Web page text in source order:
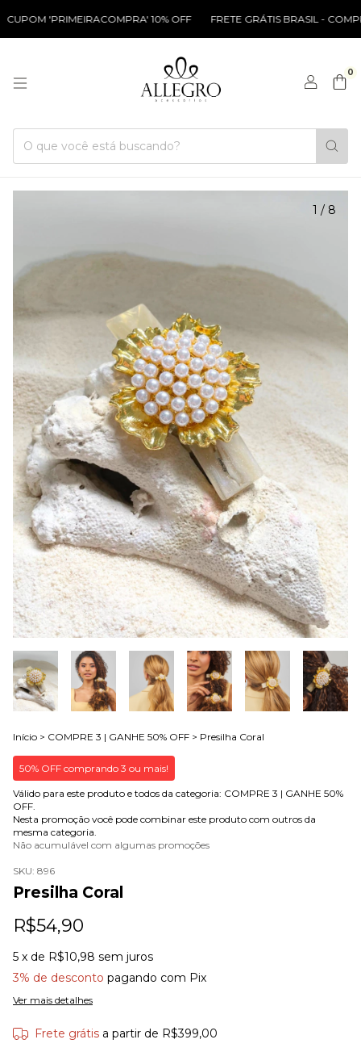
'PRIMEIRACOMPRA' 10% OFF FRETE GRÁTIS BRASIL -
0
1 / 8
Início > COMPRE 3 | GANHE 50% OFF > Presilha Coral
50% OFF comprando 3 ou mais!
Válido para este produto e todos da categoria: COMPRE 3 | GANHE 50%
OFF.
Nesta promoção você pode combinar este produto com outros da
mesma categoria.
Não acumulável com algumas promoções
SKU: 896
Presilha Coral
R$54,90
5 x de R$10,98 sem juros
3% de desconto pagando com Pix
Ver mais detalhes
Frete grátis a partir de R$399,00